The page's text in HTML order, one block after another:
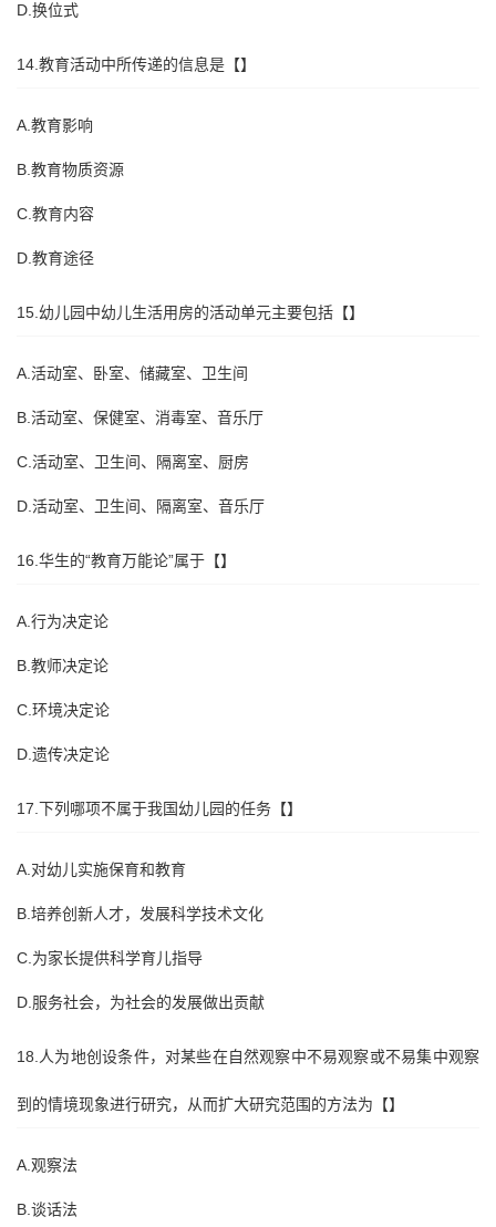
D.换位式
14.教育活动中所传递的信息是【】
A.教育影响
B.教育物质资源
C.教育内容
D.教育途径
15.幼儿园中幼儿生活用房的活动单元主要包括【】
A.活动室、卧室、储藏室、卫生间
B.活动室、保健室、消毒室、音乐厅
C.活动室、卫生间、隔离室、厨房
D.活动室、卫生间、隔离室、音乐厅
16.华生的“教育万能论”属于【】
A.行为决定论
B.教师决定论
C.环境决定论
D.遗传决定论
17.下列哪项不属于我国幼儿园的任务【】
A.对幼儿实施保育和教育
B.培养创新人才，发展科学技术文化
C.为家长提供科学育儿指导
D.服务社会，为社会的发展做出贡献
18.人为地创设条件，对某些在自然观察中不易观察或不易集中观察
到的情境现象进行研究，从而扩大研究范围的方法为【】
A.观察法
B.谈话法